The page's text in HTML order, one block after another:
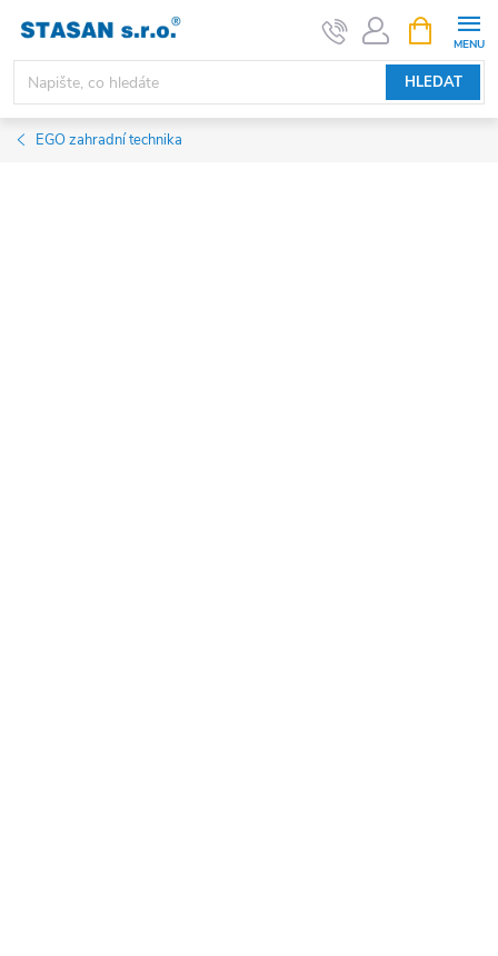
obsah
HLEDAT
NÁKUPNÍ
KOŠÍK
EGO zahradní technika